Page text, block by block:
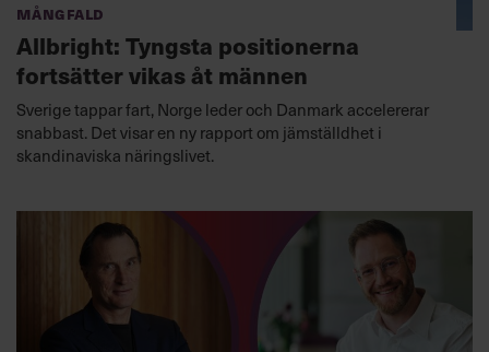
Mångfald
Allbright: Tyngsta positionerna
fortsätter vikas åt männen
Sverige tappar fart, Norge leder och Danmark accelererar
snabbast. Det visar en ny rapport om jämställdhet i
skandinaviska näringslivet.